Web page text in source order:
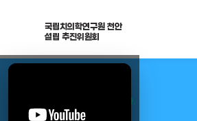
국립치의학연구원 천안
설립 추진위원회
대한민국은 두번이나 약속하였습니다.